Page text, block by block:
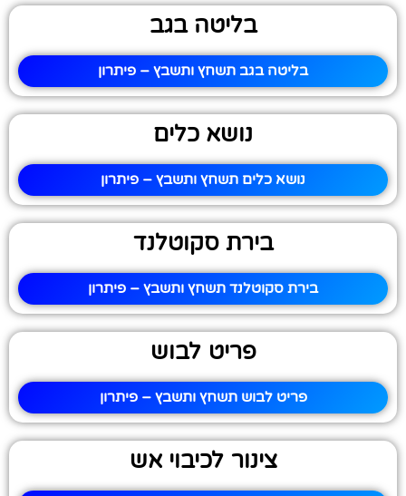
בליטה בגב
בליטה בגב תשחץ ותשבץ – פיתרון
נושא כלים
נושא כלים תשחץ ותשבץ – פיתרון
בירת סקוטלנד
בירת סקוטלנד תשחץ ותשבץ – פיתרון
פריט לבוש
פריט לבוש תשחץ ותשבץ – פיתרון
צינור לכיבוי אש